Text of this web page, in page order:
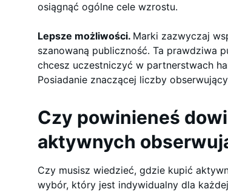
osiągnąć ogólne cele wzrostu.
Lepsze możliwości. Marki zazwyczaj
szanowaną publiczność. Ta prawdziwa
chcesz uczestniczyć w partnerstwach
Posiadanie znaczącej liczby
Czy powinieneś
aktywnych
Czy musisz wiedzieć, gdzie kupić
wybór, który jest indywidualny dla